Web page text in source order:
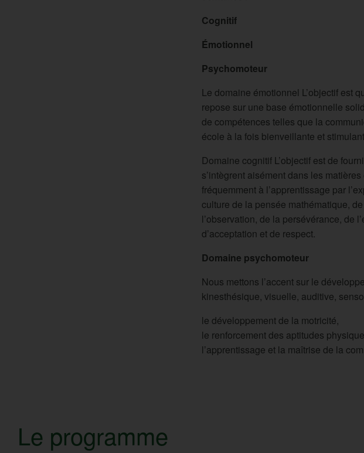
Cognitif
Émotionnel
Psychomoteur
Le domaine émotionnel L’objectif est
repose sur une base émotionnelle
de compétences telles que la
école à la fois bienveillante et
Domaine cognitif L’objectif est de
s’intègrent aisément dans les
fréquemment à l’apprentissage par
culture de la pensée mathématique,
l’observation, de la persévérance, de
d’acceptation et de respect.
Domaine psychomoteur
Nous mettons l’accent sur le
kinesthésique, visuelle, auditive,
le développement de la motricité,
le renforcement des aptitudes
l’apprentissage et la maîtrise de la
Le programme